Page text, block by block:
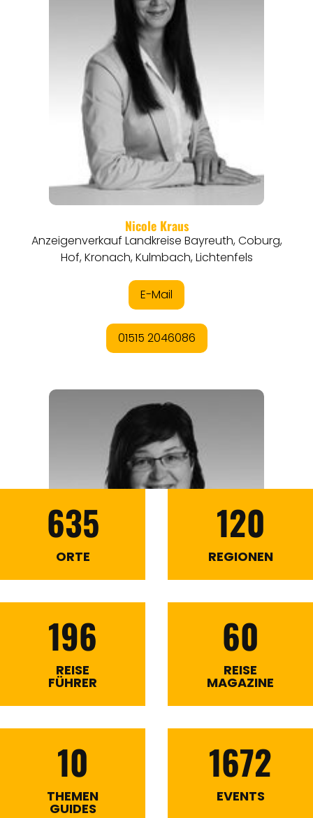
635
ORTE
120
REGIONEN
196
REISE
FÜHRER
60
REISE
MAGAZINE
10
THEMEN
GUIDES
1672
EVENTS